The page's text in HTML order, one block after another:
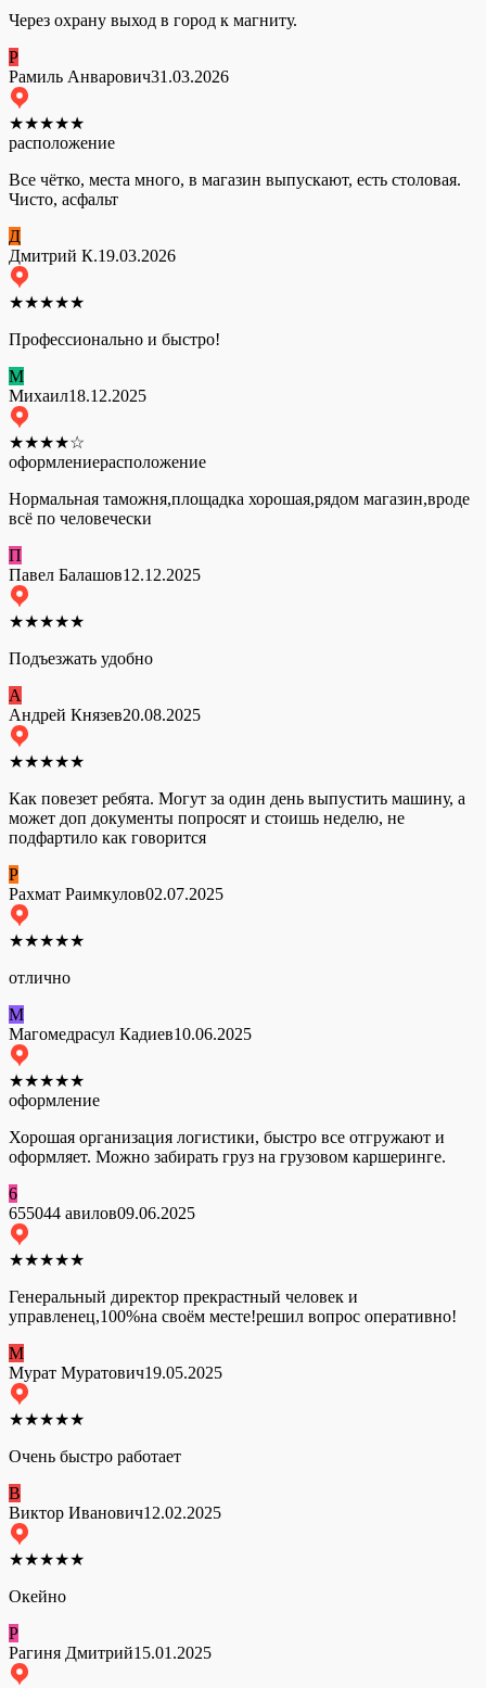
Через охрану выход в город к магниту.
Р
Рамиль Анварович31.03.2026
★★★★★
расположение
Все чётко, места много, в магазин выпускают, есть столовая.
Чисто, асфальт
Д
Дмитрий К.19.03.2026
★★★★★
Профессионально и быстро!
М
Михаил18.12.2025
★★★★☆
оформлениерасположение
Нормальная таможня,площадка хорошая,рядом магазин,вроде
всё по человечески
П
Павел Балашов12.12.2025
★★★★★
Подъезжать удобно
А
Андрей Князев20.08.2025
★★★★★
Как повезет ребята. Могут за один день выпустить машину, а
может доп документы попросят и стоишь неделю, не
подфартило как говорится
Р
Рахмат Раимкулов02.07.2025
★★★★★
отлично
М
Магомедрасул Кадиев10.06.2025
★★★★★
оформление
Хорошая организация логистики, быстро все отгружают и
оформляет. Можно забирать груз на грузовом каршеринге.
6
655044 авилов09.06.2025
★★★★★
Генеральный директор прекрастный человек и
управленец,100%на своём месте!решил вопрос оперативно!
М
Мурат Муратович19.05.2025
★★★★★
Очень быстро работает
В
Виктор Иванович12.02.2025
★★★★★
Окейно
Р
Рагиня Дмитрий15.01.2025